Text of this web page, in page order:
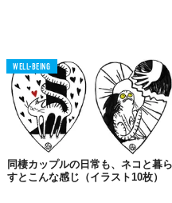
パリのメトロは、1900年のパ
まであります。それから4年遅
運行。規模も違えば、切符の
WELL-BEING
同棲カップルの日常も、ネコと暮ら
すとこんな感じ（イラスト10枚）